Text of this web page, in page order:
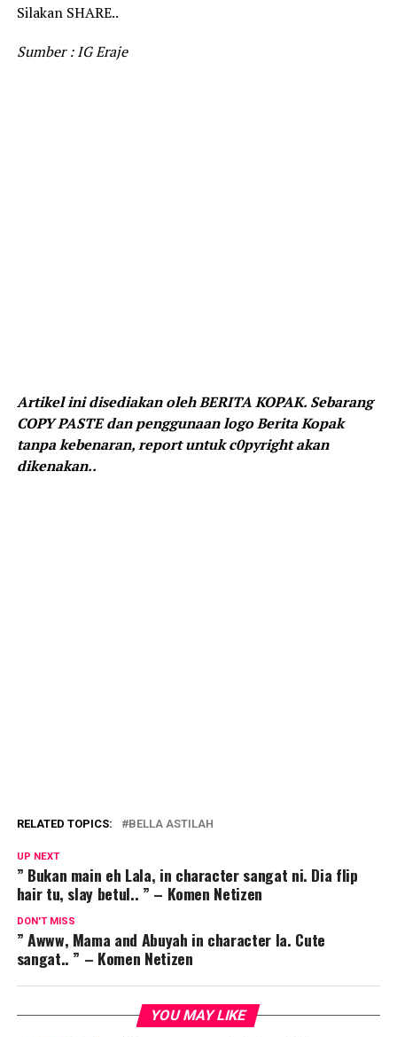
Silakan SHARE..
Sumber : IG Eraje
Artikel ini disediakan oleh BERITA KOPAK. Sebarang
COPY PASTE dan penggunaan logo Berita Kopak
tanpa kebenaran, report untuk c0pyright akan
dikenakan..
RELATED TOPICS: BELLA ASTILAH
UP NEXT
” Bukan main eh Lala, in character sangat ni. Dia flip
hair tu, slay betul.. ” – Komen Netizen
DON'T MISS
” Awww, Mama and Abuyah in character la. Cute
sangat.. ” – Komen Netizen
YOU MAY LIKE